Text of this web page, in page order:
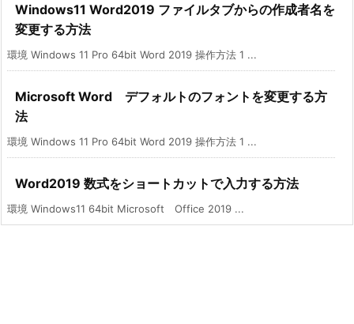
Windows11 Word2019 ファイルタブからの作成者名を
変更する方法
環境 Windows 11 Pro 64bit Word 2019 操作方法 1 ...
Microsoft Word デフォルトのフォントを変更する方
法
環境 Windows 11 Pro 64bit Word 2019 操作方法 1 ...
Word2019 数式をショートカットで入力する方法
環境 Windows11 64bit Microsoft Office 2019 ...